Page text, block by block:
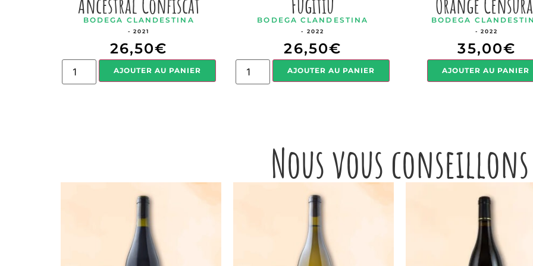
BODEGA CLANDESTINA
- 2021
26,50€
AJOUTER AU PANIER
BODEGA CLANDESTINA
- 2022
26,50€
AJOUTER AU PANIER
BODEGA
- 2022
35,00€
AJOUTER AU PANIER
Nous vous conseillons